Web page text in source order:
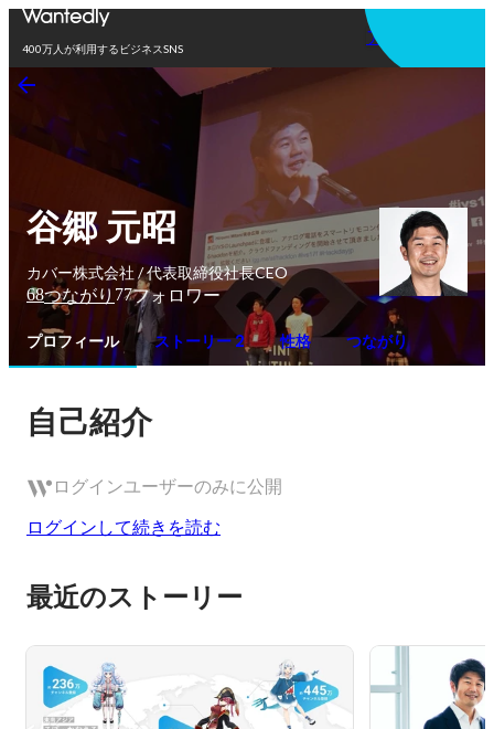
400万人が利用するビジネスSNS
アプリを使う
谷郷 元昭
カバー株式会社 / 代表取締役社長CEO
68つながり 77フォロワー
プロフィール ストーリー 2 性格 つながり
自己紹介
ログインユーザーのみに公開
ログインして続きを読む
最近のストーリー